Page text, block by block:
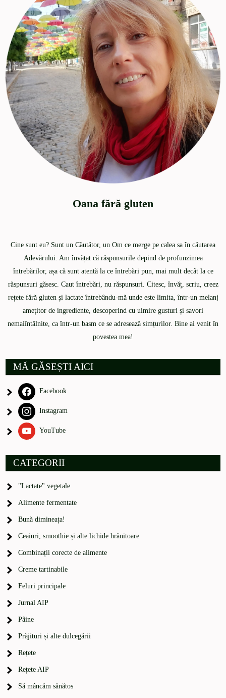
Oana fără gluten
Cine sunt eu? Sunt un Căutător, un Om ce merge pe calea sa în căutarea
Adevărului. Am învățat că răspunsurile depind de profunzimea
întrebărilor, așa că sunt atentă la ce întrebări pun, mai mult decât la ce
răspunsuri găsesc. Caut întrebări, nu răspunsuri. Citesc, învăț, scriu, creez
rețete fără gluten și lactate întrebându-mă unde este limita, într-un melanj
amețitor de ingrediente, descoperind cu uimire gusturi și savori
nemaiîntâlnite, ca într-un basm ce se adresează simțurilor. Bine ai venit în
povestea mea!
MĂ GĂSEȘTI AICI
Facebook
Instagram
YouTube
CATEGORII
"Lactate" vegetale
Alimente fermentate
Bună dimineața!
Ceaiuri, smoothie și alte lichide hrănitoare
Combinații corecte de alimente
Creme tartinabile
Feluri principale
Jurnal AIP
Pâine
Prăjituri și alte dulcegării
Rețete
Rețete AIP
Să mâncăm sănătos